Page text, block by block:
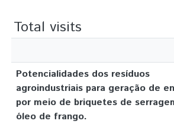
Total visits
Potencialidades dos resíduos
agroindustriais para geração de
por meio de briquetes de
óleo de frango.